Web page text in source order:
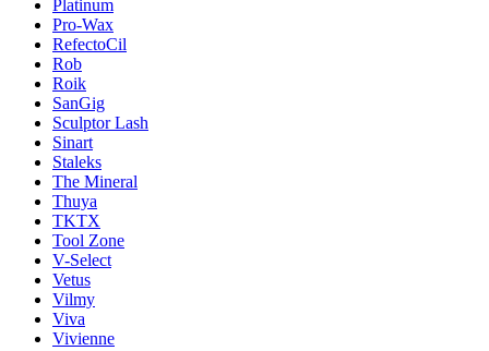
Platinum
Pro-Wax
RefectoCil
Rob
Roik
SanGig
Sculptor Lash
Sinart
Staleks
The Mineral
Thuya
TKTX
Tool Zone
V-Select
Vetus
Vilmy
Viva
Vivienne